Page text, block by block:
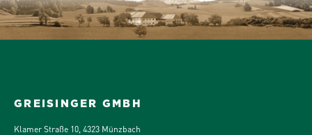
GREISINGER GMBH
Klamer Straße 10, 4323 Münzbach